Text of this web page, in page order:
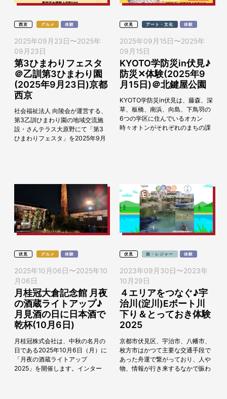
西京 グルメ 体験
2025年09月23日 〜2025年
09月23日
第3ひまわりフェスタ
＠乙訓第3ひまわり園
(2025年9月23日)京都
西京
社会福祉法人 向陵会が運営する、
第3乙訓ひまわり園の地域交流施
設・さんテラス大原野にて「第3
ひまわりフェスタ」を2025年9月
伏見 アート・文化 体験
2025年09月15日 〜2025年
09月15日
KYOTO学防災in伏見♪
防災✕体験(2025年9
月15日)＠北鍵屋公園
KYOTO学防災in伏見は、藤森、深
草、板橋、南浜、向島、下鳥羽の
6つの学区に住んでいるオカン
時々オトンがそれぞれのまちの課
伏見 グルメ 体験
2025年10月06日 〜2025年10
月06日
月桂冠大倉記念館 月夜
の酒蔵ライトアップ♪
月見酒の日に日本酒で
乾杯(10月6日)
月桂冠株式会社は、中秋の名月の
日である2025年10月6日（月）に
「月夜の酒蔵ライトアップ
2025」を開催します。インター
伏見 旅・レジャー 体験
2023年09月30日 〜2023年
10月29日
４エリアをつなぐ♪宇
治川(淀川)Eボート川
下り＆とっておき体験
2025
京都市伏見区、宇治市、八幡市、
枚方市はかつて主要な交通手段で
あった舟運で繋がっており、人や
物、情報が行き来するなかで賑わ